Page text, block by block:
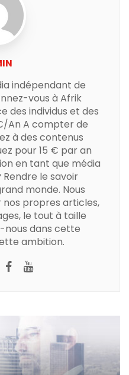
indépendant de
vous à Afrik
des individus et des
An A compter de
à des contenus
pour 15 € par an
en tant que média
le savoir
monde. Nous
nos propres articles,
le tout à taille
nous dans cette
ambition.
WebsiteFacebook